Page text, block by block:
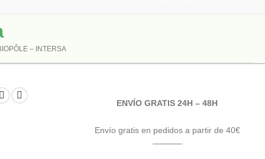
– INTERSA
ENVÍO GRATIS 24H – 48H
Envío gratis en pedidos a partir de 40€
———–